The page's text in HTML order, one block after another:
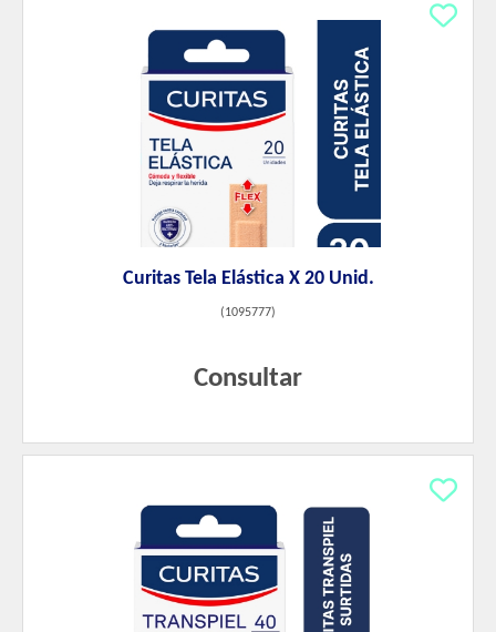
Curitas Tela Elástica X 20 Unid.
(1095777)
Consultar